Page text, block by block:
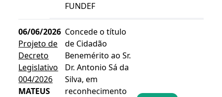
FUNDEF
06/06/2026
Projeto de
Decreto
Legislativo
004/2026
MATEUS
Concede o título
de Cidadão
Benemérito ao Sr.
Dr. Antonio Sá da
Silva, em
reconhecimento